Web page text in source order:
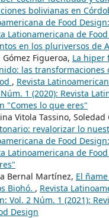
bolivianas en
de Food
Lationamericana de
en los pluriversos de
Gómez Figueroa, La hiper
las transformaciones
, Revista
1 (2020): Revista
"Comes lo que eres"
Vitola Tassino, Soledad
revalorizar lo
de Food
Latinoamericana de
Bernal Martínez, El
Biohó. , Revista
Vol. 2 Núm. 1 (2021):
Design